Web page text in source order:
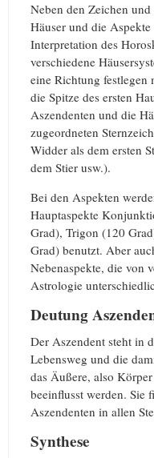
Neben den Zeichen
Häuser und die
Interpretation des
verschiedene
eine Richtung festlegen
die Spitze des ersten
Aszendenten und die
zugeordneten
Widder als dem ersten
dem Stier usw.).
Bei den Aspekten
Hauptaspekte
Grad), Trigon (120
Grad) benutzt. Aber
Nebenaspekte, die von
Astrologie
Deutung
Der Aszendent steht in
Lebensweg und die
das Äußere, also
beeinflusst werden. Sie
Aszendenten in allen
Synthese